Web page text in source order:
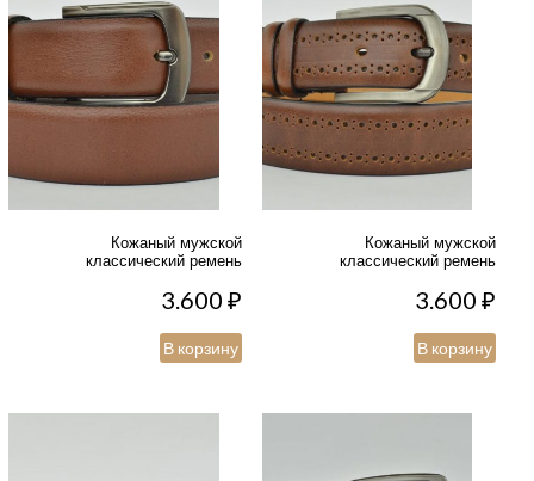
Кожаный мужской
классический ремень
3.600₽
В корзину
Кожаный мужской
классический ремень
3.600₽
В корзину